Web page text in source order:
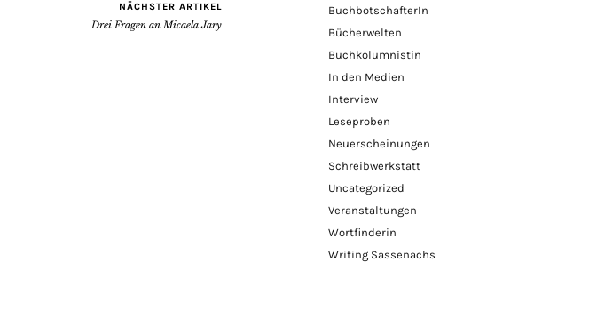
NÄCHSTER ARTIKEL
Drei Fragen an Micaela Jary
BuchbotschafterIn
Bücherwelten
Buchkolumnistin
In den Medien
Interview
Leseproben
Neuerscheinungen
Schreibwerkstatt
Uncategorized
Veranstaltungen
Wortfinderin
Writing Sassenachs